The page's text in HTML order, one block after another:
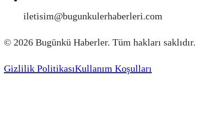
iletisim@bugunkulerhaberleri.com
© 2026 Bugünkü Haberler. Tüm hakları saklıdır.
Gizlilik PolitikasıKullanım Koşulları